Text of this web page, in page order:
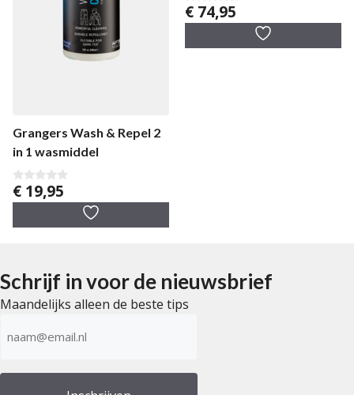
Grangers Wash & Repel 2
in 1 wasmiddel
0
v
5
€ 19,95
0
v
€ 74,95
Schrijf in voor de nieuwsbrief
Maandelijks alleen de beste tips
mailadres